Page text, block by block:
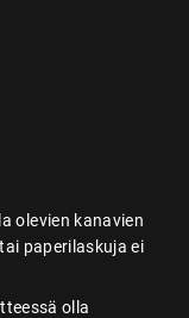
olevien kanavien
paperilaskuja ei
olla